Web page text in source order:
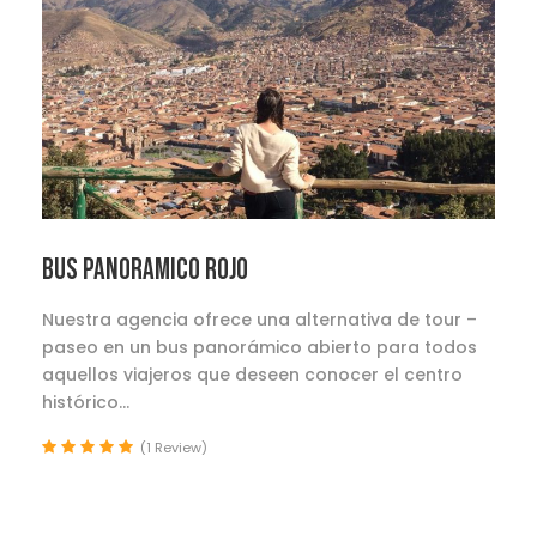
BUS PANORAMICO ROJO
Nuestra agencia ofrece una alternativa de tour –
paseo en un bus panorámico abierto para todos
aquellos viajeros que deseen conocer el centro
histórico...
(1 Review)